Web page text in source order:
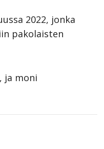
2022, jonka
pakolaisten
ja moni